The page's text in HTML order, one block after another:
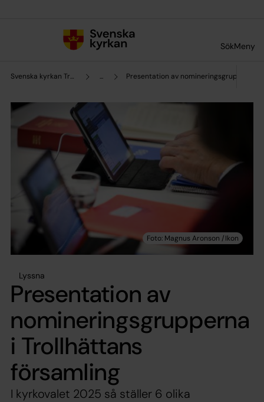
SökMeny
Svenska kyrkan Trollhättan ... Presentation av nomineringsgrupperna
Lyssna
Presentation av
nomineringsgrupperna
i Trollhättans
församling
I kyrkovalet 2025 så ställer 6 olika